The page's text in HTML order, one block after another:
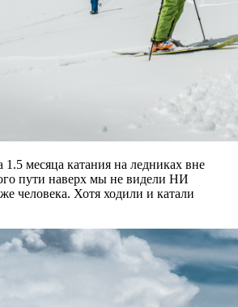
1.5 месяца катания на ледниках вне
пути наверх мы не видели НИ
человека. Хотя ходили и катали